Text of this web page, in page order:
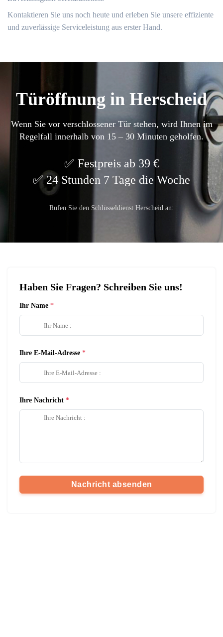
Kontaktieren Sie uns noch heute und erleben Sie unsere effiziente
und zuverlässige Serviceleistung aus erster Hand.​
Türöffnung in Herscheid
Wenn Sie vor verschlossener Tür stehen, wird Ihnen im
Regelfall innerhalb von 15 – 30 Minuten geholfen.
Festpreis ab 39 €
24 Stunden 7 Tage die Woche
Rufen Sie den Schlüsseldienst Herscheid an:
Haben Sie Fragen? Schreiben Sie uns!
Ihr Name
Ihre E-Mail-Adresse
Ihre Nachricht
Nachricht absenden